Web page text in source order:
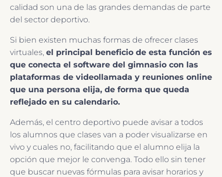
calidad son una de las grandes demandas de parte
del sector deportivo.
Si bien existen muchas formas de ofrecer clases
virtuales, el principal beneficio de esta función es
que conecta el software del gimnasio con las
plataformas de videollamada y reuniones online
que una persona elija, de forma que queda
reflejado en su calendario.
Además, el centro deportivo puede avisar a todos
los alumnos que clases van a poder visualizarse en
vivo y cuales no, facilitando que el alumno elija la
opción que mejor le convenga. Todo ello sin tener
que buscar nuevas fórmulas para avisar horarios y